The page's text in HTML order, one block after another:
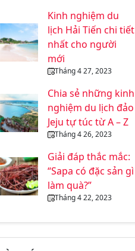
Kinh nghiệm du
lịch Hải Tiến chi tiết
nhất cho người
mới
Tháng 4 27, 2023
Chia sẻ những kinh
nghiệm du lịch đảo
Jeju tự túc từ A – Z
Tháng 4 26, 2023
Giải đáp thắc mắc:
“Sapa có đặc sản gì
làm quà?”
Tháng 4 22, 2023